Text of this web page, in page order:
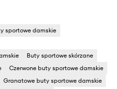
sportowe damskie
Buty sportowe skórzane
Czerwone buty sportowe damskie
Granatowe buty sportowe damskie